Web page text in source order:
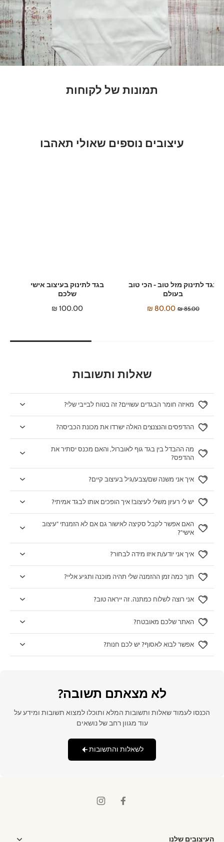
תמונות של לקוחות
עיצובים נוספים שאולי תאהבו
בגד לתינוק בעיצוב אישי
שלכם
100.00 ₪
בגד לתינוק מזל טוב - הכי טוב
בעולם
85.00 ₪
80.00 ₪
שאלות ותשובות
מאיזה חומר הבגדים עשויים? זה בטוח לבייבי שלי?
ההדפסים והנצנצים האלה ישרדו את מכונת הכביסה?
מה ההבדל בין בגד גוף לאוברול, והאם מכנס יסתיר את
ההדפס?
איך אני משנה שם/צבע/גיל בעיצוב קיים?
יש לי רעיון משלי לעיצוב! איך הופכים אותו לבגד אמיתי?
האם אפשר לקבל סקיצה לאישור גם אם לא הזמנתי "עיצוב
אישי"?
איך אני יודע/ת איזו מידה לבחור?
תוך כמה זמן ההזמנה שלי תהיה מוכנה ותגיע אליי?
אני רוצה לשלוח כמתנה. זה ייראה טוב?
האתר שלכם מאובטח?
אפשר לבוא לאסוף? יש לכם חנות?
לא מצאתם תשובה?
הכנסו לעמוד שאלות ותשובות המלא ותוכלו למצוא תשובות ומידע על
עוד מגוון רחב של נושאים
לשאלות והתשובות
העיצובים שלנו